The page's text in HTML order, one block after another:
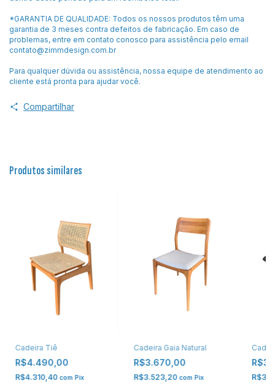
*GARANTIA DE QUALIDADE: Todos os nossos produtos têm uma
garantia de 3 meses contra defeitos de fabricação. Em caso de
problemas, entre em contato conosco para assistência pelo email
contato@zimmdesign.com.br
Para qualquer dúvida ou assistência, nossa equipe de atendimento ao
cliente está pronta para ajudar você.
Compartilhar
Produtos similares
Cadeira Tiê
R$4.490,00
R$4.310,40 com Pix
Cadeira Gaia Natural
R$3.670,00
R$3.523,20 com Pix